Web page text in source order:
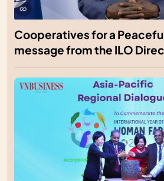
Cooperatives for a
message from the ILO